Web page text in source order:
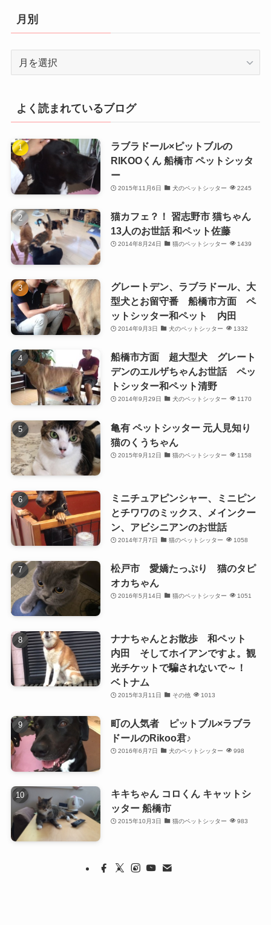
リ
ー
月別
よく読まれているブログ
ラブラドール×ピットブルの
RIKOOくん 船橋市 ペットシッタ
ー
2015年11月6日 犬のペットシッター 2245
猫カフェ？！ 習志野市 猫ちゃん
13人のお世話 和ペット佐藤
2014年8月24日 猫のペットシッター 1439
グレートデン、ラブラドール、大
型犬とお留守番 船橋市方面 ペ
ットシッター和ペット 内田
2014年9月3日 犬のペットシッター 1332
船橋市方面 超大型犬 グレート
デンのエルザちゃんお世話 ペッ
トシッター和ペット清野
2014年9月29日 犬のペットシッター 1170
亀有 ペットシッター 元人見知り
猫のくうちゃん
2015年9月12日 猫のペットシッター 1158
ミニチュアピンシャー、ミニピン
とチワワのミックス、メインクー
ン、アビシニアンのお世話
2014年7月7日 猫のペットシッター 1058
松戸市 愛嬌たっぷり 猫のタピ
オカちゃん
2016年5月14日 猫のペットシッター 1051
ナナちゃんとお散歩 和ペット
内田 そしてホイアンですよ。観
光チケットで騙されないで～！
ベトナム
2015年3月11日 その他 1013
町の人気者 ピットブル×ラブラ
ドールのRikoo君♪
2016年6月7日 犬のペットシッター 998
キキちゃん コロくん キャットシ
ッター 船橋市
2015年10月3日 猫のペットシッター 983